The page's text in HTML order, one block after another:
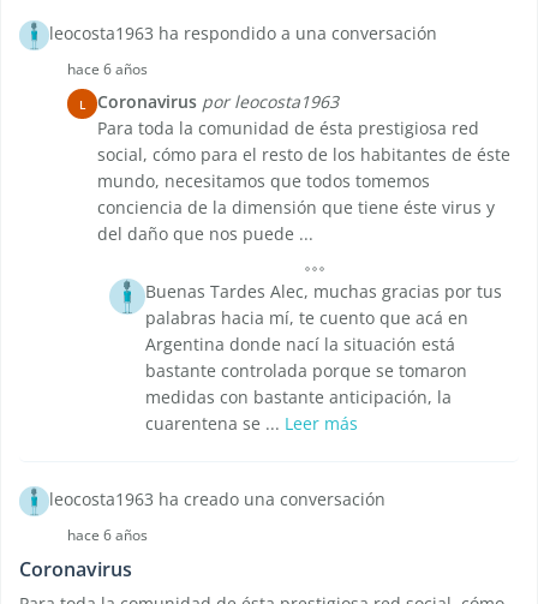
leocosta1963 ha respondido a una conversación
hace 6 años
L Coronavirus por leocosta1963
Para toda la comunidad de ésta prestigiosa red
social, cómo para el resto de los habitantes de éste
mundo, necesitamos que todos tomemos
conciencia de la dimensión que tiene éste virus y
del daño que nos puede ...
Buenas Tardes Alec, muchas gracias por tus
palabras hacia mí, te cuento que acá en
Argentina donde nací la situación está
bastante controlada porque se tomaron
medidas con bastante anticipación, la
cuarentena se ... Leer más
leocosta1963 ha creado una conversación
hace 6 años
Coronavirus